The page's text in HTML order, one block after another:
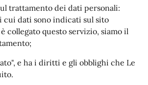
trattamento dei dati personali:
i cui dati sono indicati sul sito
collegato questo servizio, siamo il
e ha i diritti e gli obblighi che Le